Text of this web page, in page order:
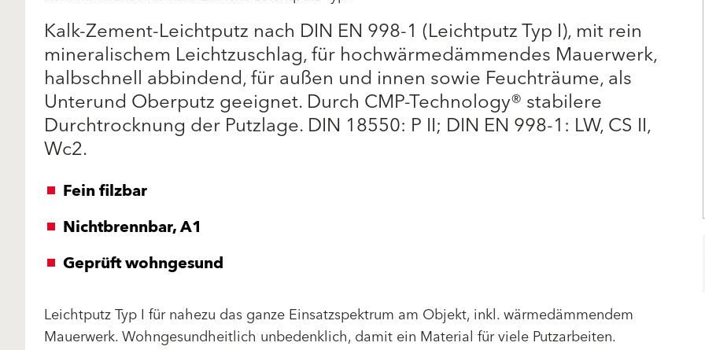
Kalk-Zement-Leichtputz nach DIN EN 998-1 (Leichtputz Typ I), mit rein
mineralischem Leichtzuschlag, für hochwärmedämmendes Mauerwerk,
halbschnell abbindend, für außen und innen sowie Feuchträume, als
Unterund Oberputz geeignet. Durch CMP-Technology® stabilere
Durchtrocknung der Putzlage. DIN 18550: P II; DIN EN 998-1: LW, CS II,
Wc2.
Fein filzbar
Nichtbrennbar, A1
Geprüft wohngesund
Leichtputz Typ I für nahezu das ganze Einsatzspektrum am Objekt, inkl. wärmedämmendem
Mauerwerk. Wohngesundheitlich unbedenklich, damit ein Material für viele Putzarbeiten.